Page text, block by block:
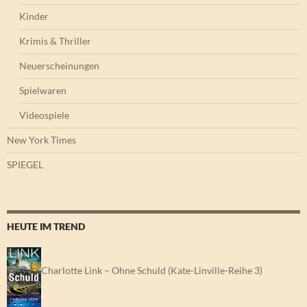
Kinder
Krimis & Thriller
Neuerscheinungen
Spielwaren
Videospiele
New York Times
SPIEGEL
HEUTE IM TREND
Charlotte Link – Ohne Schuld (Kate-Linville-Reihe 3)